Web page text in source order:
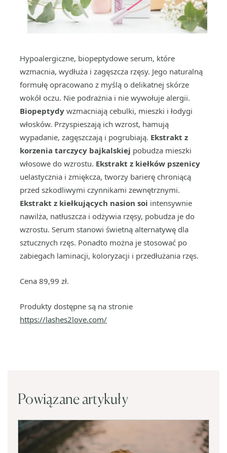
Hypoalergiczne, biopeptydowe serum, które
wzmacnia, wydłuża i zagęszcza rzęsy. Jego naturalną
formułę opracowano z myślą o delikatnej skórze
wokół oczu. Nie podrażnia i nie wywołuje alergii.
Biopeptydy wzmacniają cebulki, mieszki i łodygi
włosków. Przyspieszają ich wzrost, hamują
wypadanie, zagęszczają i pogrubiają. Ekstrakt z
korzenia tarczycy bajkalskiej pobudza mieszki
włosowe do wzrostu. Ekstrakt z kiełków pszenicy
uelastycznia i zmiękcza, tworzy barierę chroniącą
przed szkodliwymi czynnikami zewnętrznymi.
Ekstrakt z kiełkujących nasion soi intensywnie
nawilża, natłuszcza i odżywia rzęsy, pobudza je do
wzrostu. Serum stanowi świetną alternatywę dla
sztucznych rzęs. Ponadto można je stosować po
zabiegach laminacji, koloryzacji i przedłużania rzęs.
Cena 89,99 zł.
Produkty dostępne są na stronie
https://lashes2love.com/
Powiązane artykuły